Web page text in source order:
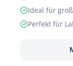
Ideal für
Perfekt für